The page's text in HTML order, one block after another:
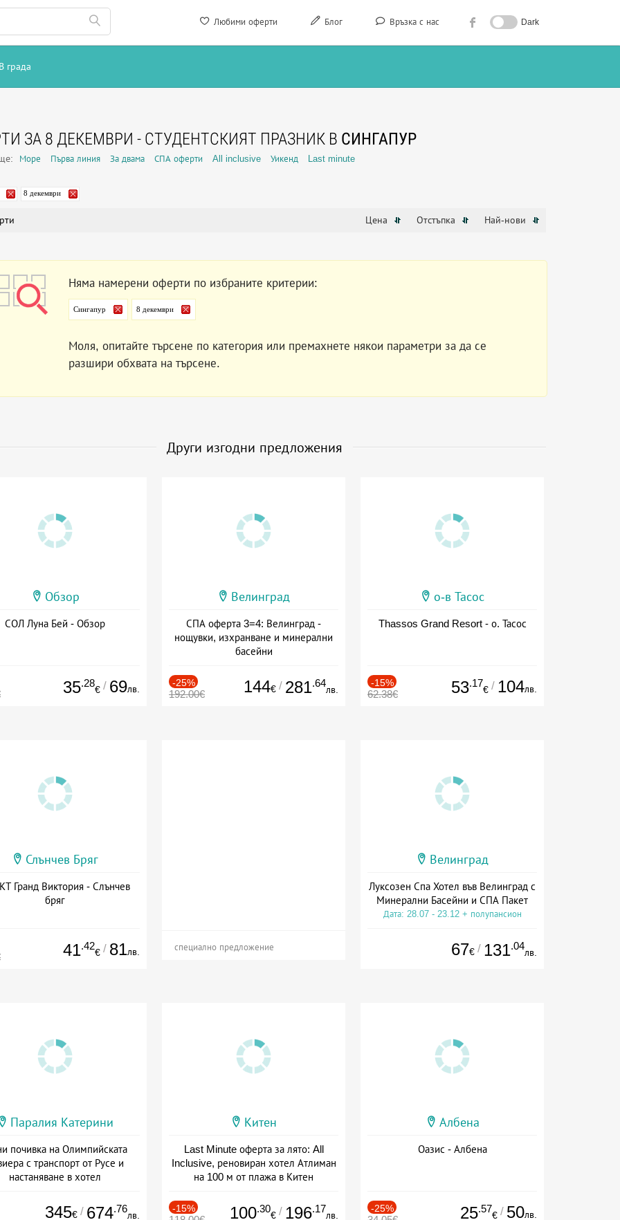
Любими оферти Блог Връзка с нас Dark
В града
ЗА 8 ДЕКЕМВРИ - СТУДЕНТСКИЯТ ПРАЗНИК В СИНГАПУР
Море Първа линия За двама СПА оферти All inclusive Уикенд Last minute
8 декември
Цена Отстъпка Най-нови
Няма намерени оферти по избраните критерии:
Сингапур 8 декември
Моля, опитайте търсене по категория или премахнете някои параметри за да се
разшири обхвата на търсене.
Други изгодни предложения
Обзор
СОЛ Луна Бей - Обзор
35.28
€ / 69лв.
Велинград
СПА оферта 3=4: Велинград -
нощувки, изхранване и минерални
басейни
-25%
192.00€ 144€ / 281.64
лв.
о-в Тасос
Thassos Grand Resort - о. Тасос
-15%
62.38€ 53.17
€ / 104лв.
Слънчев Бряг
Гранд Виктория - Слънчев
бряг
41.42
€ / 81лв. специално предложение
Велинград
Луксозен Спа Хотел във Велинград с
Минерални Басейни и СПА Пакет
Дата: 28.07 - 23.12 + полупансион
67€ / 131.04
лв.
Паралия Катерини
почивка на Олимпийската
с транспорт от Русе и
настаняване в хотел
345€ / 674.76
лв.
Китен
Last Minute оферта за лято: All
Inclusive, реновиран хотел Атлиман
на 100 м от плажа в Китен
-15% 100.30
€ / 196.17
лв.
Албена
Оазис - Албена
-25% 25.57
€ / 50лв.